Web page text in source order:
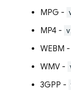
MPG -
MP4 -
WEBM -
WMV -
3GPP -